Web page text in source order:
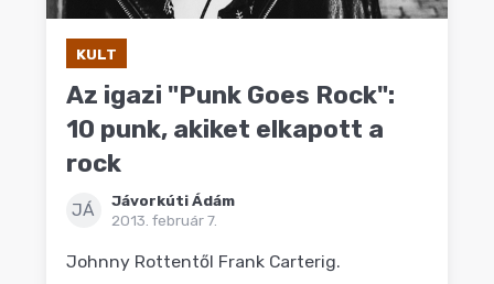
BLOG
KULT
Az igazi "Punk Goes Rock":
10 punk, akiket elkapott a
rock
JÁ
Jávorkúti Ádám
2013. február 7.
Johnny Rottentől Frank Carterig.